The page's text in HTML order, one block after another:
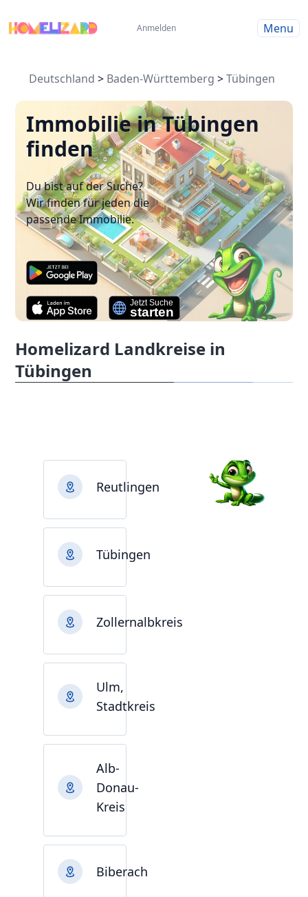
Anmelden Menu
Deutschland > Baden-Württemberg >Tübingen
Immobilie in Tübingen
finden
Du bist auf der Suche?
Wir finden für jeden die
passende Immobilie.
Homelizard Landkreise in
Tübingen
Reutlingen
Tübingen
Zollernalbkreis
Ulm,
Stadtkreis
Alb-
Donau-
Kreis
Biberach